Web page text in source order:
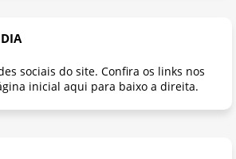
sociais do site. Confira os links nos
inicial aqui para baixo a direita.